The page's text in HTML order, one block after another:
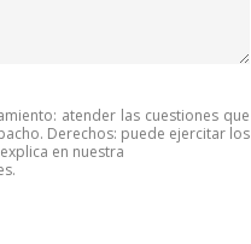
atender las cuestiones que
Derechos: puede ejercitar los
en nuestra